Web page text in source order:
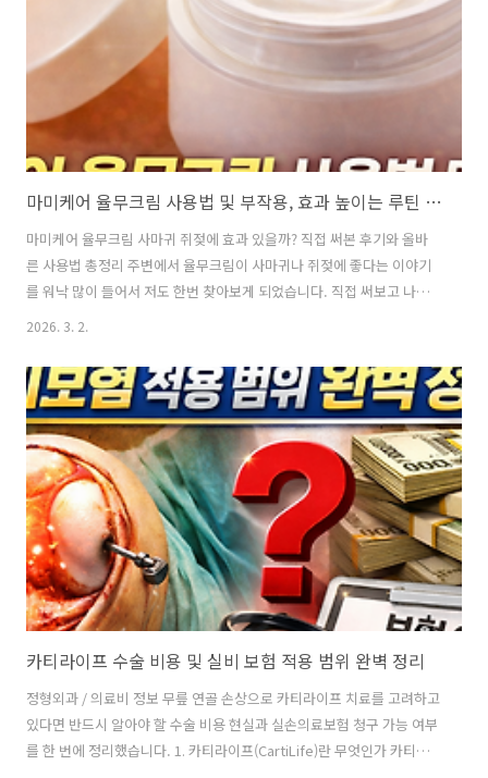
접 분해하거나 연소시키는 제품이 아닙니다.01주성분: 알파-사이클로덱
스트린(α-C..
마미케어 율무크림 사용법 및 부작용, 효과 높이는 루틴 정리
마미케어 율무크림 사마귀 쥐젖에 효과 있을까? 직접 써본 후기와 올바
른 사용법 총정리 주변에서 율무크림이 사마귀나 쥐젖에 좋다는 이야기
를 워낙 많이 들어서 저도 한번 찾아보게 되었습니다. 직접 써보고 나서
야 알게 된 사실들이 생각보다 많았습니다. 오늘은 마미케어 율무크림에
해 드리겠습니다. 목차 마미케어 율무크림이란 무엇인가 현실적으로 기
대 가능한 효과 올바른 사용법과 효과 높이는 루틴 부작용과 유의할 점
금액 및 구입 시 확인할 점 자주 나오는 오해 팩트체크 실생활 활용 팁 1.
마미케..
2026. 3. 2.
카티라이프 수술 비용 및 실비 보험 적용 범위 완벽 정리
정형외과 / 의료비 정보 무릎 연골 손상으로 카티라이프 치료를 고려하고
있다면 반드시 알아야 할 수술 비용 현실과 실손의료보험 청구 가능 여부
를 한 번에 정리했습니다. 1. 카티라이프(CartiLife)란 무엇인가 카티라